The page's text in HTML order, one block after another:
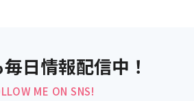
日情報配信中！
ME ON SNS!